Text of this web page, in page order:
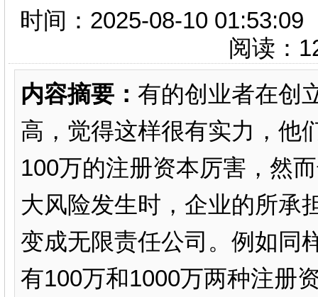
时间：2025-08-10
阅读：
内容摘要： 有的创业者在创
高，觉得这样很有实力，他
100万的注册资本厉害，然
大风险发生时，企业的所承
变成无限责任公司。例如同
有100万和1000万两种注册